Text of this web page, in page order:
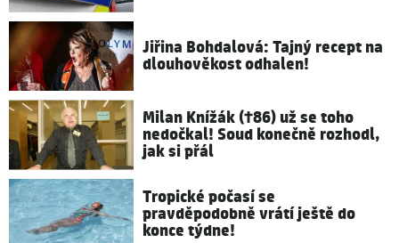
Jiřina Bohdalová: Tajný recept na
dlouhověkost odhalen!
Milan Knížák (†86) už se toho
nedočkal! Soud konečně rozhodl,
jak si přál
Tropické počasí se
pravděpodobně vrátí ještě do
konce týdne!